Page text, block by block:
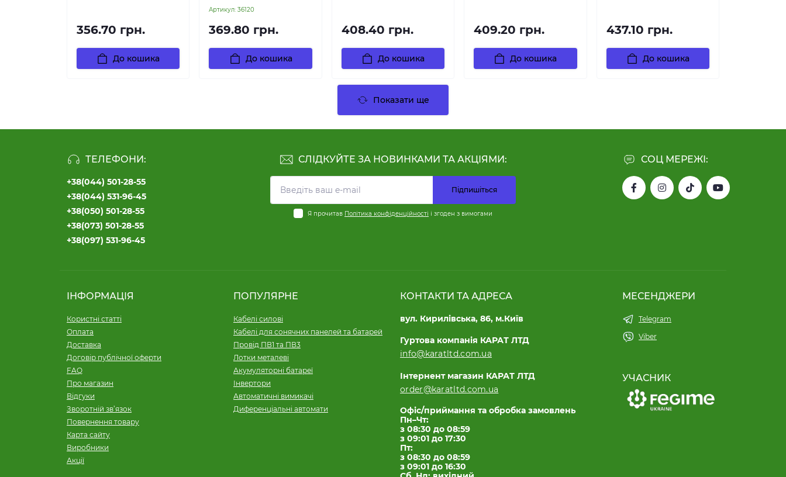
356.70 грн.
До кошика
Артикул:36120
369.80 грн.
До кошика
408.40 грн.
До кошика
409.20 грн.
До кошика
437.10 грн.
До кошика
Показати ще
ТЕЛЕФОНИ:
+38(044) 501-28-55
+38(044) 531-96-45
+38(050) 501-28-55
+38(073) 501-28-55
+38(097) 531-96-45
СОЦ МЕРЕЖІ:
СЛІДКУЙТЕ ЗА НОВИНКАМИ ТА АКЦІЯМИ:
Підпишіться
Я прочитав Політика конфіденційності і згоден з вимогами
ІНФОРМАЦІЯ
Користні статті
Оплата
Доставка
Договір публічної оферти
FAQ
Про магазин
Відгуки
Зворотній зв’язок
Повернення товару
Карта сайту
Виробники
Акції
ПОПУЛЯРНЕ
Кабелі силові
Кабелі для сонячних панелей та батарей
Провід ПВ1 та ПВ3
Лотки металеві
Акумуляторні батареї
Інвертори
Автоматичні вимикачі
Диференціальні автомати
КОНТАКТИ ТА АДРЕСА
вул. Кирилівська, 86, м.Київ
Гуртова компанія КАРАТ ЛТД
info@karatltd.com.ua
Інтернент магазин КАРАТ ЛТД
order@karatltd.com.ua
Офіс/приймання та обробка замовлень
Пн–Чт:
з 08:30 до 08:59
з 09:01 до 17:30
Пт:
з 08:30 до 08:59
з 09:01 до 16:30
МЕСЕНДЖЕРИ
Telegram
Viber
УЧАСНИК